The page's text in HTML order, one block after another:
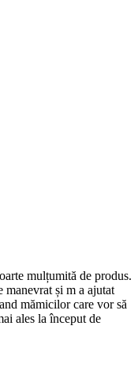
mulțumită de produs.
manevrat și m a ajutat
mămicilor care vor să
ales la început de